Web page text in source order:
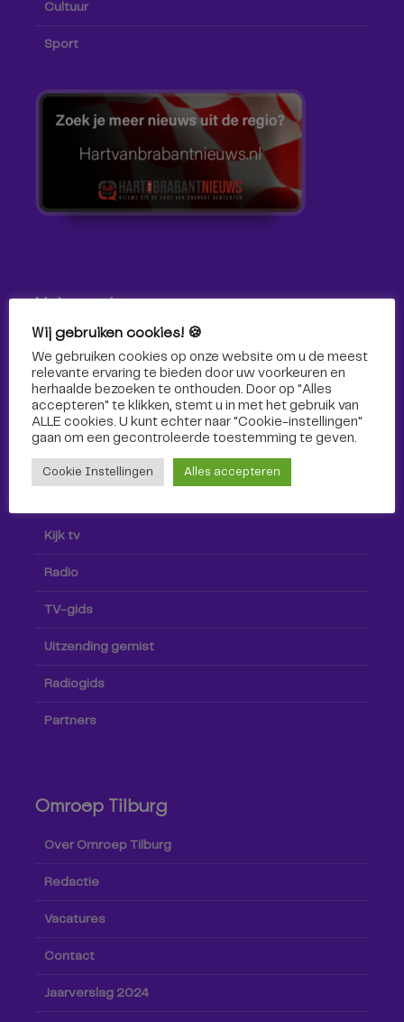
Cultuur
Sport
Volg ons!
Volg Omroep Tilburg niet alleen hier, maar ook via social
media!
Kijk tv
Radio
TV-gids
Uitzending gemist
Radiogids
Partners
Omroep Tilburg
Over Omroep Tilburg
Redactie
Vacatures
Contact
Jaarverslag 2024
Wij gebruiken cookies! 🍪
We gebruiken cookies op onze website om u de meest
relevante ervaring te bieden door uw voorkeuren en
herhaalde bezoeken te onthouden. Door op "Alles
accepteren" te klikken, stemt u in met het gebruik van
ALLE cookies. U kunt echter naar "Cookie-instellingen"
gaan om een ​​gecontroleerde toestemming te geven.
Cookie Instellingen Alles accepteren